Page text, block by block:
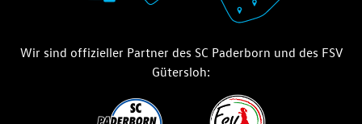
Wir sind offizieller Partner des SC Paderborn und des FSV
Gütersloh: